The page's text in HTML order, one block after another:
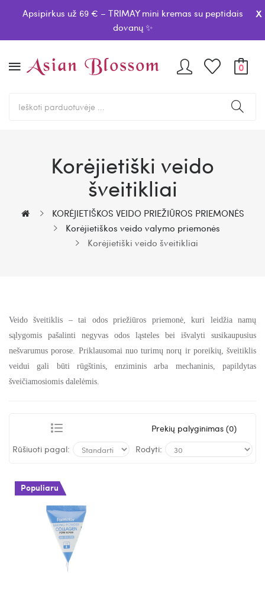
Apsipirkus už 69 € – TRIMAY mini kremas su peptidais
dovanų ✨
x
0
Korėjietiški veido
šveitikliai
KORĖJIETIŠKOS VEIDO PRIEŽIŪROS PRIEMONĖS
Korėjietiškos veido valymo priemonės
Korėjietiški veido šveitikliai
Veido šveitiklis – tai odos priežiūros priemonė, kuri leidžia namų
sąlygomis pašalinti negyvas odos ląsteles bei išvalyti susikaupusius
nešvarumus porose. Priklausomai nuo turimų norų ir poreikių, šveitiklis
veidui gali būti rūgštinis, enziminis arba mechaninis, papildytas
šveičiamosiomis dalelėmis.
Prekių palyginimas (0)
Rūšiuoti pagal:
Rodyti:
Populiaru